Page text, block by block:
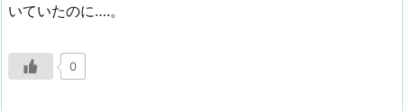
いていたのに….。
0